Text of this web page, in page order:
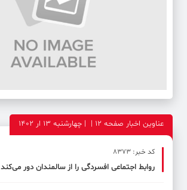
عناوین اخبار صفحه ۱۲ | | چهارشنبه 13 ار 1402
کد خبر: 8373
روابط اجتماعی افسردگی را از سالمندان دور می‌کند